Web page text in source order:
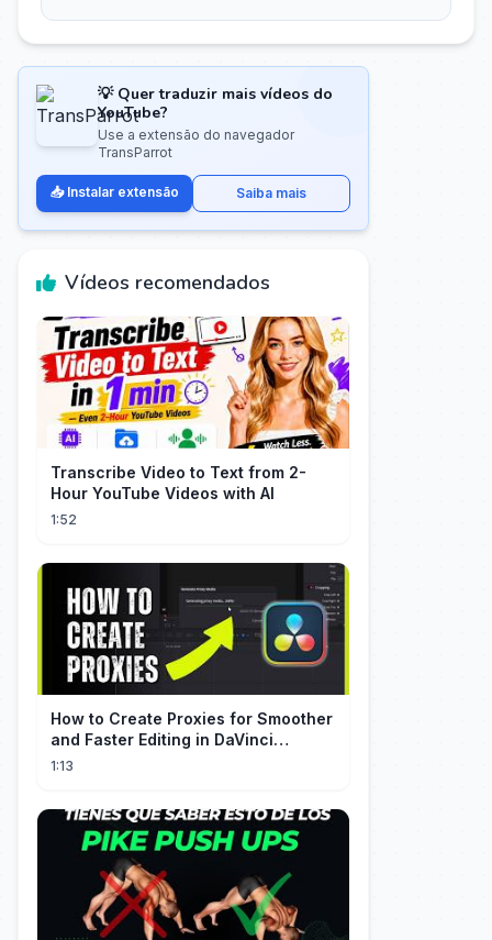
💡 Quer traduzir mais vídeos do
YouTube?
Use a extensão do navegador
TransParrot
📥 Instalar extensão Saiba mais
Vídeos recomendados
Transcribe Video to Text from 2-
Hour YouTube Videos with AI
1:52
How to Create Proxies for Smoother
and Faster Editing in DaVinci
Resolve
1:13